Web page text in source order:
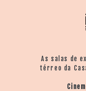
As salas de
térreo da